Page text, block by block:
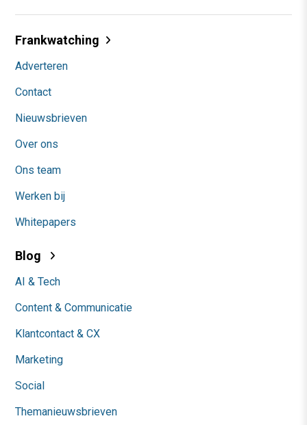
Frankwatching
Adverteren
Contact
Nieuwsbrieven
Over ons
Ons team
Werken bij
Whitepapers
Blog
AI & Tech
Content & Communicatie
Klantcontact & CX
Marketing
Social
Themanieuwsbrieven